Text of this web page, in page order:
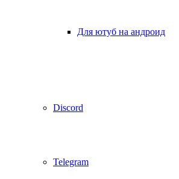
Для ютуб на андроид
Discord
Telegram